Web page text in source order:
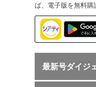
ば、電子版を無料購
最新号ダイジ